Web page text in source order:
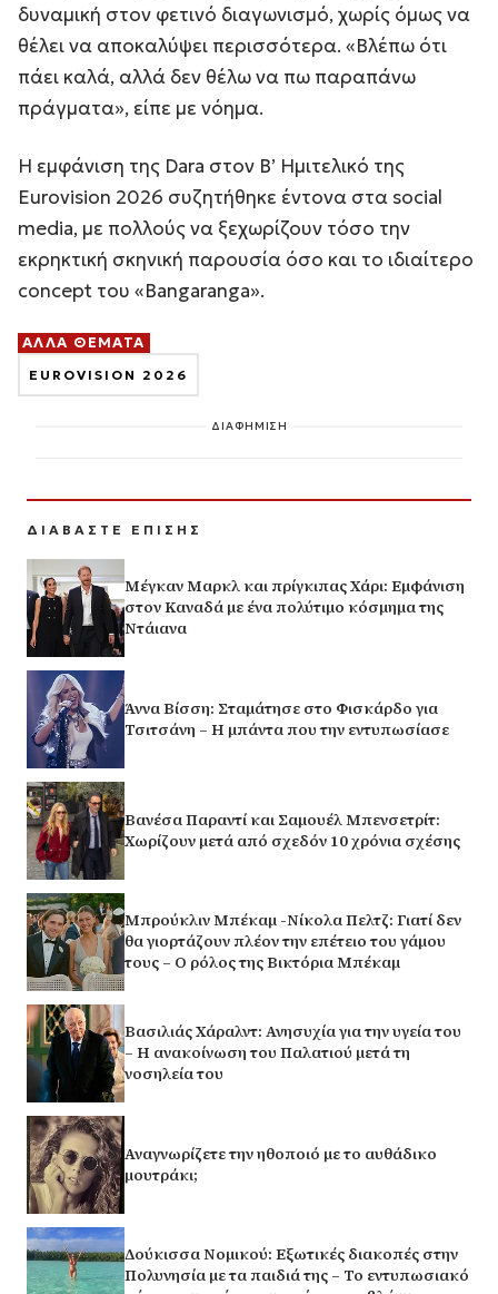
δυναμική στον φετινό διαγωνισμό, χωρίς όμως να
θέλει να αποκαλύψει περισσότερα. «Βλέπω ότι
πάει καλά, αλλά δεν θέλω να πω παραπάνω
πράγματα», είπε με νόημα.
Η εμφάνιση της Dara στον Β’ Ημιτελικό της
Eurovision 2026 συζητήθηκε έντονα στα social
media, με πολλούς να ξεχωρίζουν τόσο την
εκρηκτική σκηνική παρουσία όσο και το ιδιαίτερο
concept του «Bangaranga».
ΑΛΛΑ ΘΕΜΑΤΑ
EUROVISION 2026
ΔΙΑΦΗΜΙΣΗ
ΔΙΑΒΑΣΤΕ ΕΠΙΣΗΣ
Μέγκαν Μαρκλ και πρίγκιπας Χάρι: Εμφάνιση
στον Καναδά με ένα πολύτιμο κόσμημα της
Ντάιανα
Άννα Βίσση: Σταμάτησε στο Φισκάρδο για
Τσιτσάνη – Η μπάντα που την εντυπωσίασε
Βανέσα Παραντί και Σαμουέλ Μπενσετρίτ:
Χωρίζουν μετά από σχεδόν 10 χρόνια σχέσης
Μπρούκλιν Μπέκαμ -Νίκολα Πελτζ: Γιατί δεν
θα γιορτάζουν πλέον την επέτειο του γάμου
τους – Ο ρόλος της Βικτόρια Μπέκαμ
Βασιλιάς Χάραλντ: Ανησυχία για την υγεία του
– Η ανακοίνωση του Παλατιού μετά τη
νοσηλεία του
Αναγνωρίζετε την ηθοποιό με το αυθάδικο
μουτράκι;
Δούκισσα Νομικού: Εξωτικές διακοπές στην
Πολυνησία με τα παιδιά της – Το εντυπωσιακό